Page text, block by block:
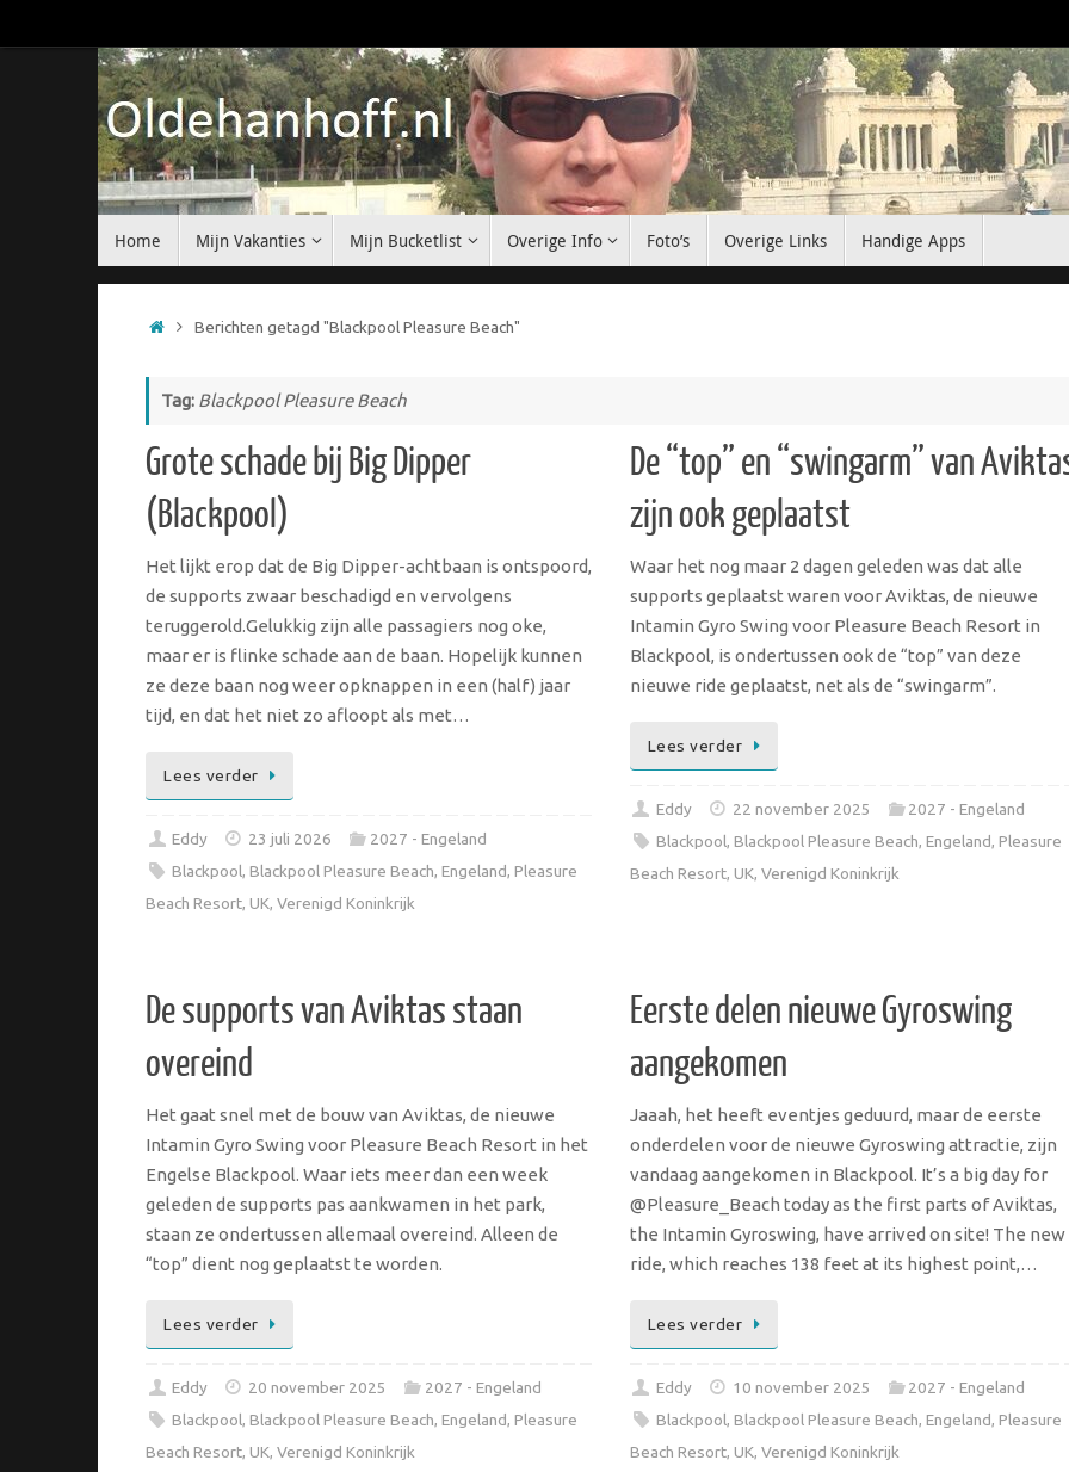
naar
naarHome Mijn Vakanties Mijn Bucketlist Overige Info Foto’s Overige Links Handige Apps
HomeBerichten getagd "Blackpool Pleasure Beach"
Tag: Blackpool Pleasure Beach
Grote schade bij Big Dipper
(Blackpool)
Het lijkt erop dat de Big Dipper-achtbaan is ontspoord,
de supports zwaar beschadigd en vervolgens
teruggerold.Gelukkig zijn alle passagiers nog oke,
maar er is flinke schade aan de baan. Hopelijk kunnen
ze deze baan nog weer opknappen in een (half) jaar
tijd, en dat het niet zo afloopt als met…
Lees verder
Eddy 23 juli 2026
2027 - Engeland
Blackpool,Blackpool Pleasure Beach,Engeland,Pleasure
Beach Resort, UK, Verenigd Koninkrijk
De “top” en “swingarm” van
zijn ook geplaatst
Waar het nog maar 2 dagen geleden was dat alle
supports geplaatst waren voor Aviktas, de nieuwe
Intamin Gyro Swing voor Pleasure Beach Resort in
Blackpool, is ondertussen ook de “top” van deze
nieuwe ride geplaatst, net als de “swingarm”.
Lees verder
Eddy 22 november 2025
2027 - Engeland
Blackpool, Blackpool Pleasure Beach, Engeland, Pleasure
Beach Resort, UK, Verenigd Koninkrijk
De supports van Aviktas staan
overeind
Het gaat snel met de bouw van Aviktas, de nieuwe
Intamin Gyro Swing voor Pleasure Beach Resort in het
Engelse Blackpool. Waar iets meer dan een week
geleden de supports pas aankwamen in het park,
staan ze ondertussen allemaal overeind. Alleen de
“top” dient nog geplaatst te worden.
Lees verder
Eddy 20 november 2025
2027 - Engeland
Blackpool,Blackpool Pleasure Beach,Engeland,Pleasure
Beach Resort, UK, Verenigd Koninkrijk
Eerste delen nieuwe Gyroswing
aangekomen
Jaaah, het heeft eventjes geduurd, maar de eerste
onderdelen voor de nieuwe Gyroswing attractie, zijn
vandaag aangekomen in Blackpool. It’s a big day for
@Pleasure_Beach today as the first parts of Aviktas,
the Intamin Gyroswing, have arrived on site! The new
ride, which reaches 138 feet at its highest point,…
Lees verder
Eddy 10 november 2025
2027 - Engeland
Blackpool, Blackpool Pleasure Beach, Engeland, Pleasure
Beach Resort, UK, Verenigd Koninkrijk